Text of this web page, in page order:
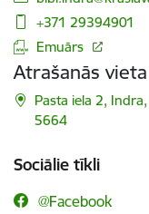
+371 29394901
Emuārs
Atrašanās vieta
Pasta iela 2,
5664
Sociālie tīkli
@Facebook